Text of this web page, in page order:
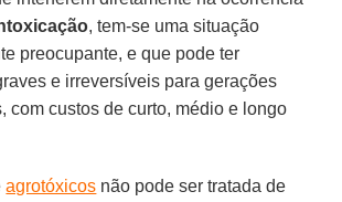
, tem-se uma situação
preocupante, e que pode ter
e irreversíveis para gerações
com custos de curto, médio e longo
agrotóxicos não pode ser tratada de